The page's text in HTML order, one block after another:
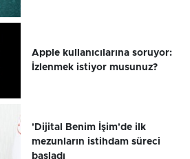
Apple kullanıcılarına soruyor:
İzlenmek istiyor musunuz?
'Dijital Benim İşim'de ilk
mezunların istihdam süreci
başladı